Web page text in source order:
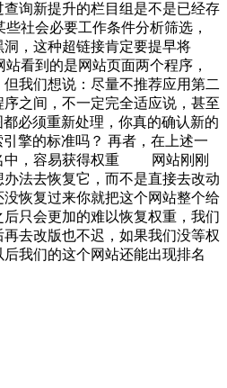
询新提升的栏目组是不是已经存
社会必要工作条件分析筛选，
，这种超链接肯定要提早将
到的是网站页面两个程序，
我们想说：尽量不推荐应用第二
之间，不一定完全适应说，甚至
必须重新处理，你真的确认新的
擎的标准吗？ 再者，在上述一
中，容易获得权重 网站刚刚
法去恢复它，而不是直接去改动
恢复过来你就把这个网站整个给
只会更加的难以恢复权重，我们
去改版也不迟，如果我们没等权
我们的这个网站还能出现排名